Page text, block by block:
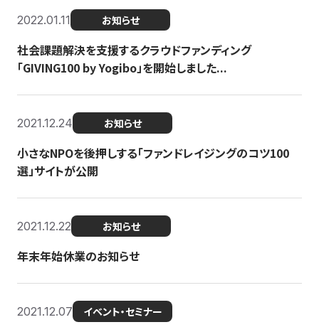
2022.01.11 お知らせ
社会課題解決を支援するクラウドファンディング
「GIVING100 by Yogibo」を開始しました...
2021.12.24 お知らせ
小さなNPOを後押しする「ファンドレイジングのコツ100
選」サイトが公開
2021.12.22 お知らせ
年末年始休業のお知らせ
2021.12.07 イベント・セミナー